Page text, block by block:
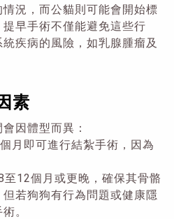
況，而公貓則可能會開始標
早手術不僅能避免這些行
疾病的風險，如乳腺腫瘤及
素
因體型而異：
月即可進行結紮手術，因為
12個月或更晚，確保其骨骼
若狗狗有行為問題或健康隱
。